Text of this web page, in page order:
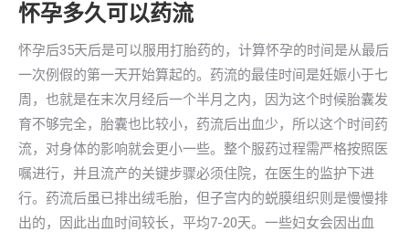
怀孕多久可以药流
怀孕后35天后是可以服用打胎药的，计算怀孕的时间是从最后
一次例假的第一天开始算起的。药流的最佳时间是妊娠小于七
周，也就是在末次月经后一个半月之内，因为这个时候胎囊发
育不够完全，胎囊也比较小，药流后出血少，所以这个时间药
流，对身体的影响就会更小一些。整个服药过程需严格按照医
嘱进行，并且流产的关键步骤必须住院，在医生的监护下进
行。药流后虽已排出绒毛胎，但子宫内的蜕膜组织则是慢慢排
出的，因此出血时间较长，平均7-20天。一些妇女会因出血